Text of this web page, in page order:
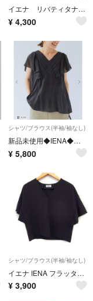
イエナ リバティタナローン ブラウス
¥ 4,300
シャツ/ブラウス(半袖/袖なし)
新品未使用◆IENA◆インドドビーラッフルスリーブブラウス◆ブラック 黒
¥ 5,800
シャツ/ブラウス(半袖/袖なし)
イエナ IENA フラッタースリーブ ブラウス Vネック 無地 ダークブラウン
¥ 3,900